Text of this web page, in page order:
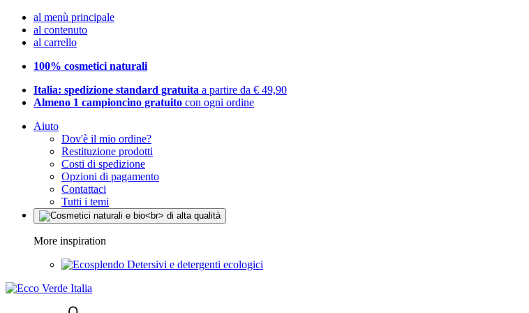
al menù principale
al contenuto
al carrello
100% cosmetici naturali
Italia: spedizione standard gratuita a partire da € 49,90
Almeno 1 campioncino gratuito con ogni ordine
Aiuto
Dov'è il mio ordine?
Restituzione prodotti
Costi di spedizione
Opzioni di pagamento
Contattaci
Tutti i temi
More inspiration
Detersivi e detergenti ecologici